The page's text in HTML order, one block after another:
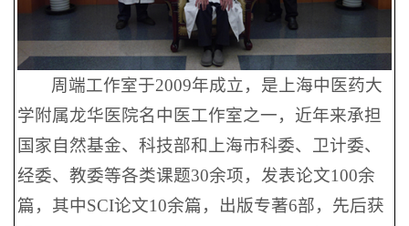
周端工作室于2009年成立，是上海中医药大
学附属龙华医院名中医工作室之一，近年来承担
国家自然基金、科技部和上海市科委、卫计委、
经委、教委等各类课题30余项，发表论文100余
篇，其中SCI论文10余篇，出版专著6部，先后获